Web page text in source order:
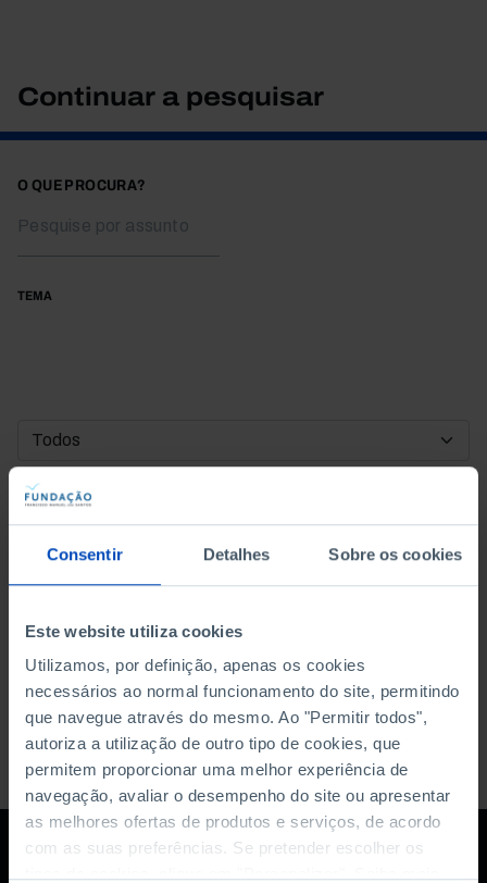
Consentir Detalhes Sobre os cookies
Este website utiliza cookies
Utilizamos, por definição, apenas os cookies
necessários ao normal funcionamento do site, permitindo
que navegue através do mesmo. Ao "Permitir todos",
autoriza a utilização de outro tipo de cookies, que
permitem proporcionar uma melhor experiência de
navegação, avaliar o desempenho do site ou apresentar
as melhores ofertas de produtos e serviços, de acordo
com as suas preferências. Se pretender escolher os
Continuar a pesquisar
O QUE PROCURA?
TEMA
DATA DE INÍCIO
DATA DE FIM